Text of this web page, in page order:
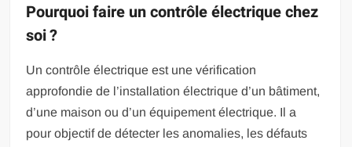
Pourquoi faire un contrôle électrique chez
soi ?
Un contrôle électrique est une vérification
approfondie de l’installation électrique d’un bâtiment,
d’une maison ou d’un équipement électrique. Il a
pour objectif de détecter les anomalies, les défauts